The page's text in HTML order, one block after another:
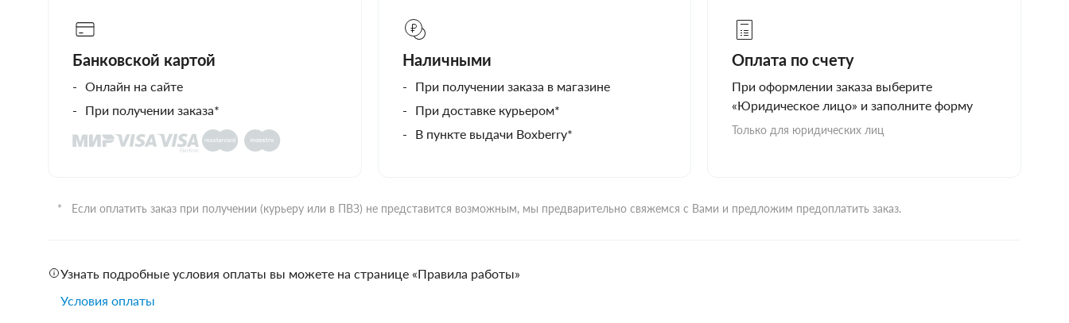
Банковской картой
Онлайн на сайте
При получении заказа*
Наличными
При получении заказа в магазине
При доставке курьером*
В пункте выдачи Boxberry*
Оплата по счету
При оформлении заказа выберите
«Юридическое лицо» и заполните форму
Только для юридических лиц
Если оплатить заказ при получении (курьеру или в ПВЗ) не представится возможным, мы предварительно свяжемся с Вами и предложим предоплатить заказ.
Узнать подробные условия оплаты вы можете на странице «Правила работы»
Условия оплаты